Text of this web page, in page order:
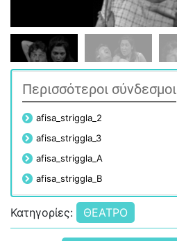
Περισσότεροι σύνδεσμοι
afisa_striggla_2
afisa_striggla_3
afisa_striggla_A
afisa_striggla_B
Κατηγορίες: ΘΕΑΤΡΟ